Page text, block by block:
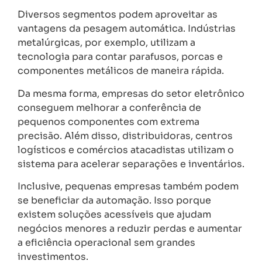
Diversos segmentos podem aproveitar as
vantagens da pesagem automática. Indústrias
metalúrgicas, por exemplo, utilizam a
tecnologia para contar parafusos, porcas e
componentes metálicos de maneira rápida.
Da mesma forma, empresas do setor eletrônico
conseguem melhorar a conferência de
pequenos componentes com extrema
precisão. Além disso, distribuidoras, centros
logísticos e comércios atacadistas utilizam o
sistema para acelerar separações e inventários.
Inclusive, pequenas empresas também podem
se beneficiar da automação. Isso porque
existem soluções acessíveis que ajudam
negócios menores a reduzir perdas e aumentar
a eficiência operacional sem grandes
investimentos.